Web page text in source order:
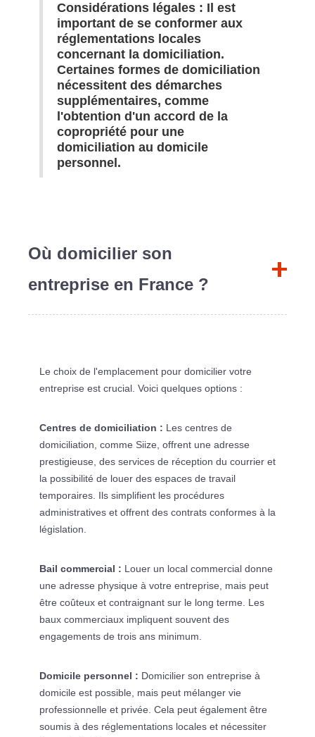
Considérations légales : Il est
important de se conformer aux
réglementations locales
concernant la domiciliation.
Certaines formes de domiciliation
nécessitent des démarches
supplémentaires, comme
l'obtention d'un accord de la
copropriété pour une
domiciliation au domicile
personnel.
Où domicilier son
entreprise en France ?
Le choix de l'emplacement pour domicilier votre
entreprise est crucial. Voici quelques options :
Centres de domiciliation : Les centres de
domiciliation, comme Siize, offrent une adresse
prestigieuse, des services de réception du courrier et
la possibilité de louer des espaces de travail
temporaires. Ils simplifient les procédures
administratives et offrent des contrats conformes à la
législation.
Bail commercial : Louer un local commercial donne
une adresse physique à votre entreprise, mais peut
être coûteux et contraignant sur le long terme. Les
baux commerciaux impliquent souvent des
engagements de trois ans minimum.
Domicile personnel : Domicilier son entreprise à
domicile est possible, mais peut mélanger vie
professionnelle et privée. Cela peut également être
soumis à des réglementations locales et nécessiter